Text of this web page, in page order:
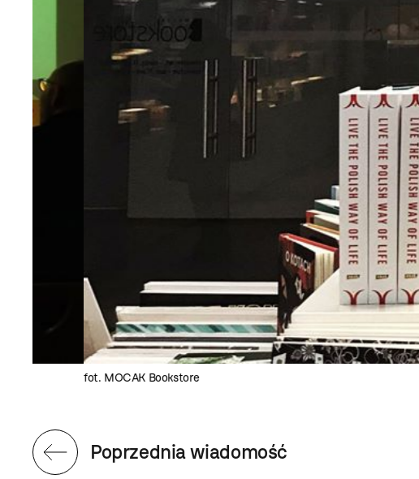
fot. MOCAK Bookstore
Poprzednia wiadomość